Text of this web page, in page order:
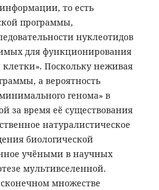
то есть
программы,
нуклеотидов
для функционирования
Поскольку неживая
а вероятность
генома» в
за время её существования
натуралистическое
биологической
учёными в научных
мультивселенной.
множестве